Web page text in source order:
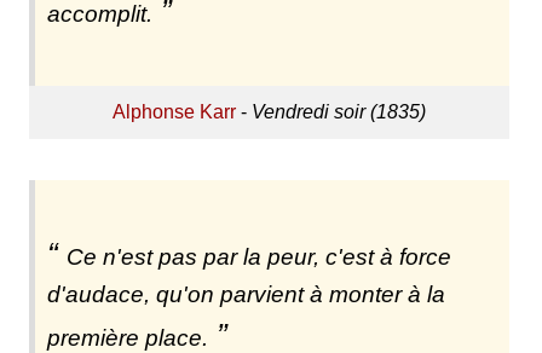
accomplit.
Alphonse Karr- Vendredi soir (1835)
Ce n'est pas par la peur, c'est à force
d'audace, qu'on parvient à monter à la
première place.